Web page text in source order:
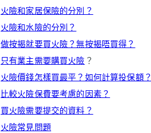
火險和家居保險的分別？
火險和水險的分別？
做按揭就要買火險？無按揭唔買得？
只有業主需要購買火險 ？
火險價錢怎樣買最平？如何計算投保額？
比較火險保費要考慮的因素？
買火險需要提交的資料？
火險常見問題